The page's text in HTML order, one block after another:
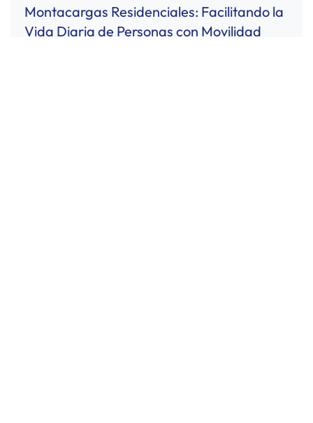
Montacargas Residenciales: Facilitando la
Vida Diaria de Personas con Movilidad